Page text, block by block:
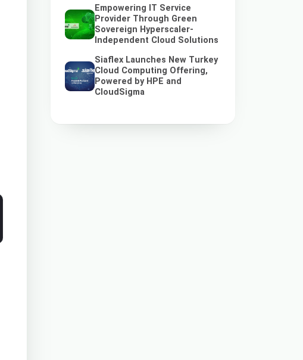
Empowering IT Service
Provider Through Green
Sovereign Hyperscaler-
Independent Cloud Solutions
Siaflex Launches New Turkey
Cloud Computing Offering,
Powered by HPE and
CloudSigma